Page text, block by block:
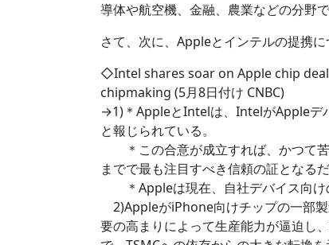
導体や航空機、金融、農業などの分野
さて、次に、Appleとインテルの提携
◇Intel shares soar on Apple chip
chipmaking (5月8日付け CNBC)
→1)＊AppleとIntelは、IntelがAppleデ
と報じられている。
＊この合意が成立すれば、かつて苦
までで最も注目すべき信頼の証となるだ
＊Appleは現在、自社デバイス向け
2)AppleがiPhone向けチップの一部
要の高まりによって生産能力が逼迫し